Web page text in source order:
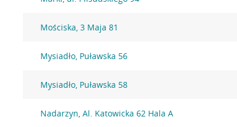
Mościska, 3 Maja 81
Mysiadło, Puławska 56
Mysiadło, Puławska 58
Nadarzyn, Al. Katowicka 62 Hala A